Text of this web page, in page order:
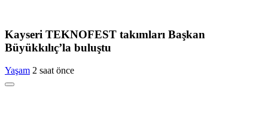
Kayseri TEKNOFEST takımları Başkan
Büyükkılıç’la buluştu
Yaşam 2 saat önce